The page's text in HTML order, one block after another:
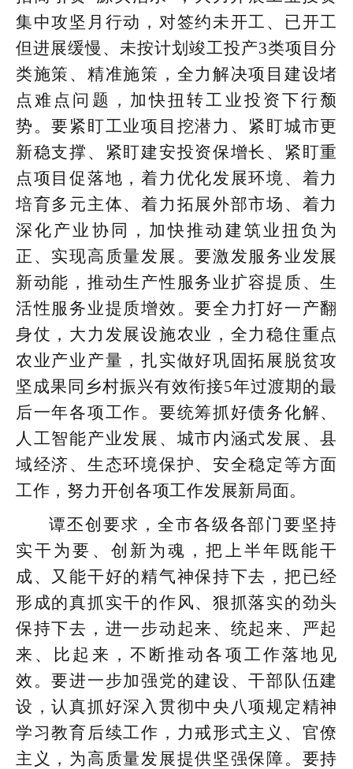
集中攻坚月行动，对签约未开工、已开工
但进展缓慢、未按计划竣工投产3类项目分
类施策、精准施策，全力解决项目建设堵
点难点问题，加快扭转工业投资下行颓
势。要紧盯工业项目挖潜力、紧盯城市更
新稳支撑、紧盯建安投资保增长、紧盯重
点项目促落地，着力优化发展环境、着力
培育多元主体、着力拓展外部市场、着力
深化产业协同，加快推动建筑业扭负为
正、实现高质量发展。要激发服务业发展
新动能，推动生产性服务业扩容提质、生
活性服务业提质增效。要全力打好一产翻
身仗，大力发展设施农业，全力稳住重点
农业产业产量，扎实做好巩固拓展脱贫攻
坚成果同乡村振兴有效衔接5年过渡期的最
后一年各项工作。要统筹抓好债务化解、
人工智能产业发展、城市内涵式发展、县
域经济、生态环境保护、安全稳定等方面
工作，努力开创各项工作发展新局面。
谭丕创要求，全市各级各部门要坚持
实干为要、创新为魂，把上半年既能干
成、又能干好的精气神保持下去，把已经
形成的真抓实干的作风、狠抓落实的劲头
保持下去，进一步动起来、统起来、严起
来、比起来，不断推动各项工作落地见
效。要进一步加强党的建设、干部队伍建
设，认真抓好深入贯彻中央八项规定精神
学习教育后续工作，力戒形式主义、官僚
主义，为高质量发展提供坚强保障。要持